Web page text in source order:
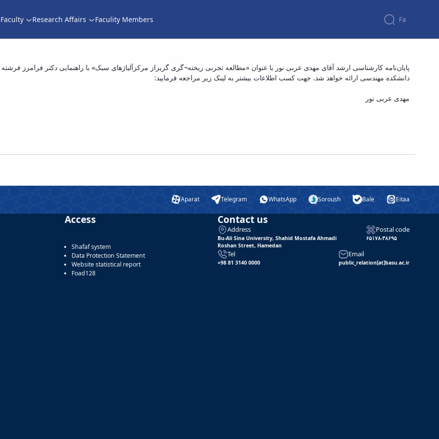
Faculty Research Affairs Faculity Members Fa
پایان‌نامه کارشناسی ارشد آقای مهدی عربی نور با عنوان «بررسی ریخته¬گری
دانشکده مهندسی ارائه خواهد شد. جهت کسب اطلاعات بیشتر به لینک زیر مراجعه فرمایید:
مهدی عربی نور
Aparat Telegram WhatsApp Soroush Bale Eitaa
Access
Shafaf system
Data Protection Statement
Website statistical report
Foad128
Contact us
Address
Bu-Ali Sina University, Shahid Mostafa Ahmadi
Roshan Street, Hamedan
Postal code
۶۵۱۷۸-۳۸۶۹۵
Tel
+98 81 3140 0000
Email
public_relation[at]basu.ac.ir